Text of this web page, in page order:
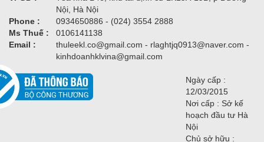
Nội, Hà Nội
Phone :
0934650886 - (024) 3554 2888
Ms Thuế :
0106141138
Email :
thuleekl.co@gmail.com - rlaghtjq0913@naver.com -
kinhdoanhklvina@gmail.com
Ngày cấp :
12/03/2015
Nơi cấp : Sở kế
hoạch đầu tư Hà
Nội
Chủ sở hữu :